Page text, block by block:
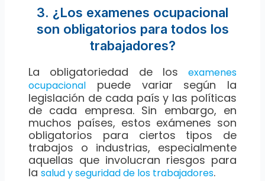
3. ¿Los examenes ocupacional
son obligatorios para todos los
trabajadores?
La obligatoriedad de losexamenes
ocupacionalpuede variar según la
legislación de cada país y las políticas
de cada empresa. Sin embargo, en
muchos países, estos exámenes son
obligatorios para ciertos tipos de
trabajos o industrias, especialmente
aquellas que involucran riesgos para
la salud y seguridad de los trabajadores.